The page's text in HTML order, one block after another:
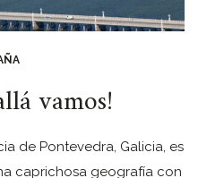
vamos!
de Pontevedra, Galicia, es
caprichosa geografía con